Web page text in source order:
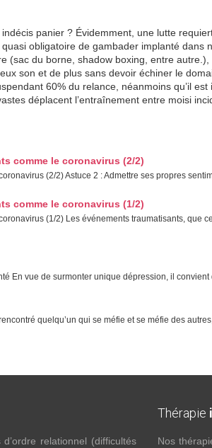
panier ? Évidemment, une lutte
obligatoire de gambader implanté dans
(sac du borne, shadow boxing, entre
son et de plus sans devoir échiner le
60% du relance, néanmoins qu’il
déplacent l’entraînement entre moisi
comme le coronavirus (2/2)
(2/2) Astuce 2 : Admettre ses propres
comme le coronavirus (1/2)
(1/2) Les événements traumatisants, que
En vue de surmonter unique dépression, il convient
quelqu’un qui se méfie et se méfie des
relationnel (difficultés
Thérapie
Nos